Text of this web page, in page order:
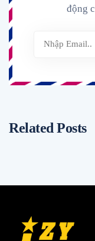
động
Related Posts